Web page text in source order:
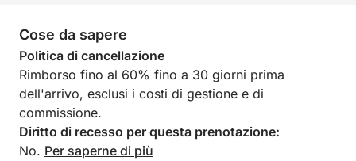
Cose da sapere
Politica di cancellazione
Rimborso fino al 60% fino a 30 giorni prima
dell'arrivo, esclusi i costi di gestione e di
commissione.
Diritto di recesso per questa prenotazione:
No. Per saperne di più